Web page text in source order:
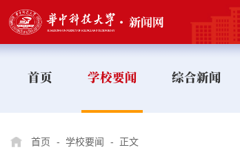
首页 学校要闻 综合新闻
首页 - 学校要闻 - 正文